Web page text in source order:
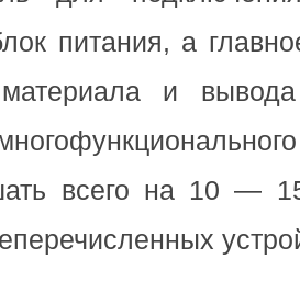
питания, а
и
всего на 10 —